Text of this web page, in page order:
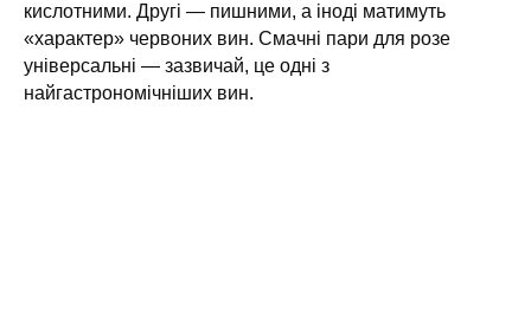
кислотними. Другі — пишними, а іноді матимуть
«характер» червоних вин. Смачні пари для розе
універсальні — зазвичай, це одні з
найгастрономічніших вин.